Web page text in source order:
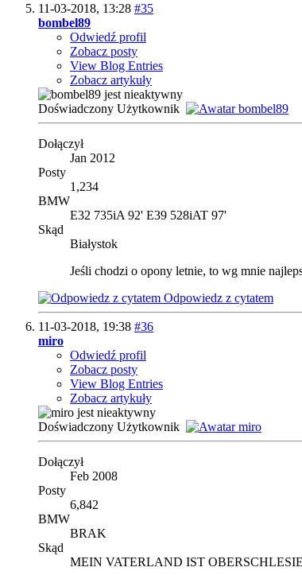
11-03-2018, 13:28 #35
bombel89
Odwiedź profil
Zobacz posty
View Blog Entries
Zobacz artykuły
Doświadczony Użytkownik
Dołączył
Jan 2012
Posty
1,234
BMW
E32 735iA 92' E39 528iAT 97'
Skąd
Białystok
Jeśli chodzi o opony letnie, to wg mnie
Odpowiedz z cytatem
11-03-2018, 19:38 #36
miro
Odwiedź profil
Zobacz posty
View Blog Entries
Zobacz artykuły
Doświadczony Użytkownik
Dołączył
Feb 2008
Posty
6,842
BMW
BRAK
Skąd
MEIN VATERLAND IST